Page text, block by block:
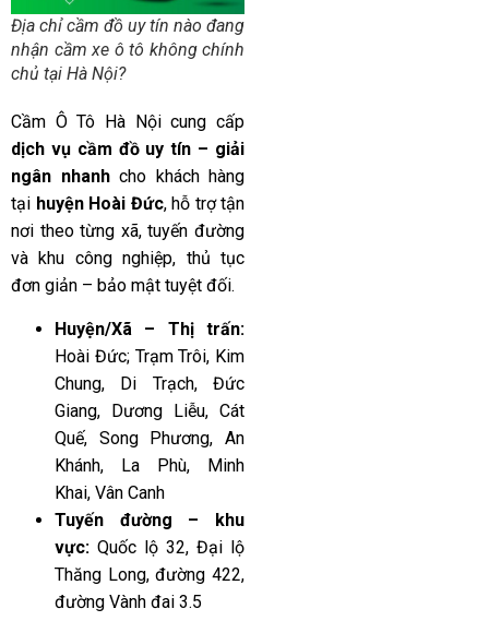
Địa chỉ cầm đồ uy tín nào đang
nhận cầm xe ô tô không chính
chủ tại Hà Nội?
Cầm Ô Tô Hà Nội cung cấp
dịch vụ cầm đồ uy tín – giải
ngân nhanhcho khách hàng
tại huyện Hoài Đức, hỗ trợ tận
nơi theo từng xã, tuyến đường
và khu công nghiệp, thủ tục
đơn giản – bảo mật tuyệt đối.
Huyện/Xã – Thị trấn:
Hoài Đức; Trạm Trôi, Kim
Chung, Di Trạch, Đức
Giang, Dương Liễu, Cát
Quế, Song Phương, An
Khánh, La Phù, Minh
Khai, Vân Canh
Tuyến đường – khu
vực: Quốc lộ 32, Đại lộ
Thăng Long, đường 422,
đường Vành đai 3.5